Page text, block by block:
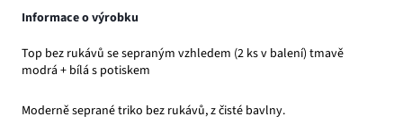
Informace o výrobku
Top bez rukávů se sepraným vzhledem (2 ks v balení) tmavě
modrá + bílá s potiskem
Moderně seprané triko bez rukávů, z čisté bavlny.